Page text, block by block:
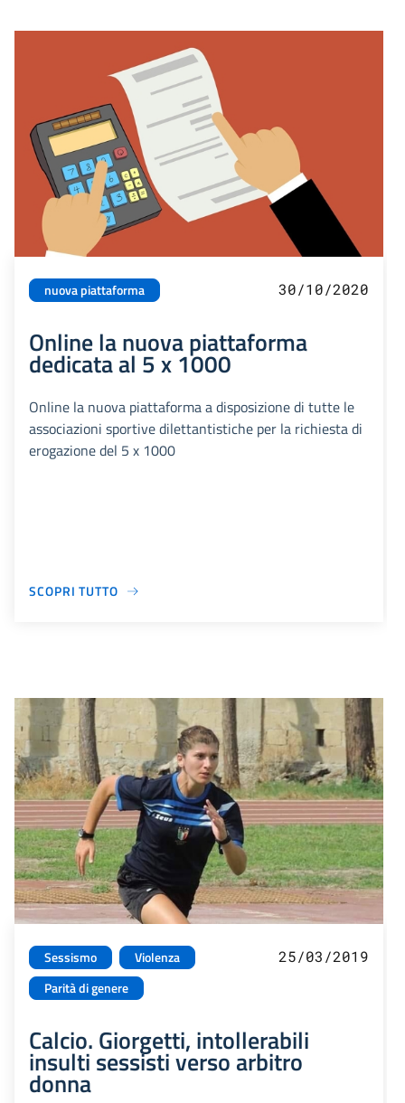
nuova piattaforma 30/10/2020
Online la nuova piattaforma
dedicata al 5 x 1000
Online la nuova piattaforma a disposizione di tutte le
associazioni sportive dilettantistiche per la richiesta di
erogazione del 5 x 1000
SCOPRI TUTTO
Sessismo
Violenza
Parità di genere
25/03/2019
Calcio. Giorgetti, intollerabili
insulti sessisti verso arbitro
donna